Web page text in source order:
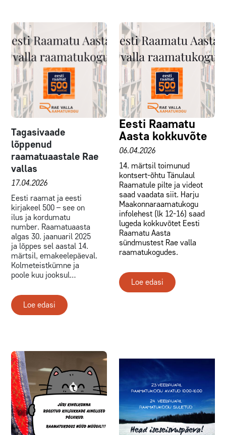
Tagasivaade
lõppenud
raamatuaastale Rae
vallas
17.04.2026
Eesti raamat ja eesti
kirjakeel 500 – see on
ilus ja kordumatu
number. Raamatuaasta
algas 30. jaanuaril 2025
ja lõppes sel aastal 14.
märtsil, emakeelepäeval.
Kolmeteistkümne ja
poole kuu jooksul…
Loe edasi
Eesti Raamatu
Aasta kokkuvõte
06.04.2026
14. märtsil toimunud
kontsert-õhtu Tänulaul
Raamatule pilte ja videot
saad vaadata siit. Harju
Maakonnaraamatukogu
infolehest (lk 12-16) saad
lugeda kokkuvõtet Eesti
Raamatu Aasta
sündmustest Rae valla
raamatukogudes.
Loe edasi